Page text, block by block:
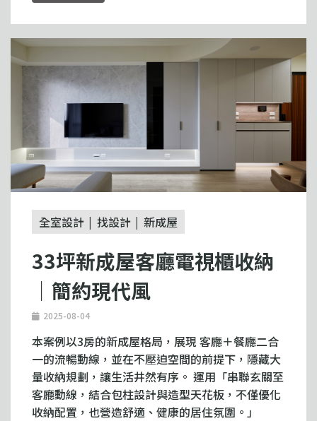
全室設計 找設計 新成屋
33坪新成屋客廳電視櫃收納
｜簡約現代風
2025-08-04
本案例以3房的新成屋格局，展現 客廳＋餐廳二合
一的流暢動線，並在不壓迫空間的前提下，隱藏大
量收納規劃，讓生活井然有序。 運用「串聯玄關至
客廳動線，結合包柱設計與造型天花板，不僅優化
收納配置，也營造舒適、健康的居住氛圍。」